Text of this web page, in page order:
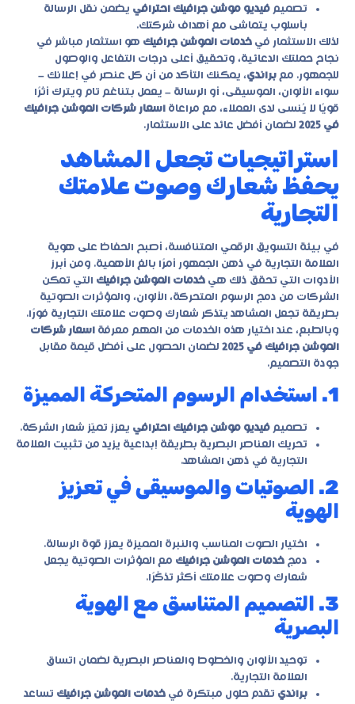
تصميم فيديو موشن جرافيك احترافي يضمن نقل الرسالة
بأسلوب يتماشى مع أهداف شركتك.
لذلك الاستثمار في خدمات الموشن جرافيك هو استثمار مباشر في
نجاح حملتك الدعائية، وتحقيق أعلى درجات التفاعل والوصول
للجمهور. مع براندي، يمكنك التأكد من أن كل عنصر في إعلانك –
سواء الألوان، الموسيقى، أو الرسالة – يعمل بتناغم تام ويترك أثرًا
قويًا لا يُنسى لدى العملاء، مع مراعاة اسعار شركات الموشن جرافيك
في 2025
لضمان أفضل عائد على الاستثمار.
استراتيجيات تجعل المشاهد
يحفظ شعارك وصوت علامتك
التجارية
في بيئة التسويق الرقمي المتنافسة، أصبح الحفاظ على هوية
العلامة التجارية في ذهن الجمهور أمرًا بالغ الأهمية. ومن أبرز
الأدوات التي تحقق ذلك هي خدمات الموشن جرافيك التي تمكن
الشركات من دمج الرسوم المتحركة، الألوان، والمؤثرات الصوتية
بطريقة تجعل المشاهد يتذكر شعارك وصوت علامتك التجارية فورًا.
وبالطبع، عند اختيار هذه الخدمات من المهم معرفة اسعار شركات
الموشن جرافيك في 2025
لضمان الحصول على أفضل قيمة مقابل
جودة التصميم.
1. استخدام الرسوم المتحركة المميزة
تصميم فيديو موشن جرافيك احترافي يعزز تميّز شعار الشركة.
تحريك العناصر البصرية بطريقة إبداعية يزيد من تثبيت العلامة
التجارية في ذهن المشاهد.
2. الصوتيات والموسيقى في تعزيز
الهوية
اختيار الصوت المناسب والنبرة المميزة يعزز قوة الرسالة.
دمج خدمات الموشن جرافيك مع المؤثرات الصوتية يجعل
شعارك وصوت علامتك أكثر تذكّرًا.
3. التصميم المتناسق مع الهوية
البصرية
توحيد الألوان والخطوط والعناصر البصرية لضمان اتساق
العلامة التجارية.
براندي تقدم حلول مبتكرة في خدمات الموشن جرافيك تساعد